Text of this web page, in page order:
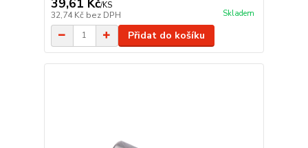
/KS
32,74 Kč bez DPH Skladem
Přidat do košíku